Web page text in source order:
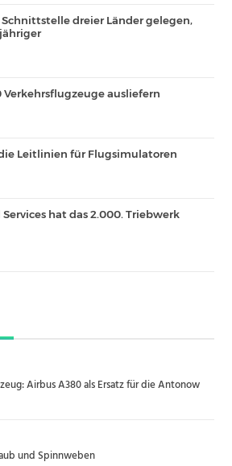
Schnittstelle dreier Länder gelegen,
ausliefern
Leitlinien für Flugsimulatoren
hat das 2.000. Triebwerk
Airbus A380 als Ersatz für die Antonow
und Spinnweben